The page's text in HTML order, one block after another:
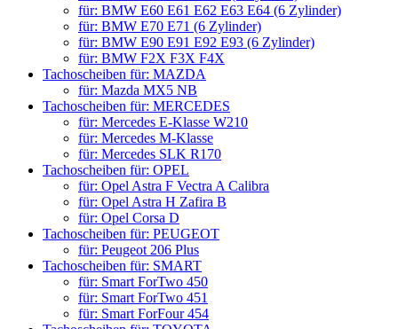
für: BMW E60 E61 E62 E63 E64 (6 Zylinder)
für: BMW E70 E71 (6 Zylinder)
für: BMW E90 E91 E92 E93 (6 Zylinder)
für: BMW F2X F3X F4X
Tachoscheiben für: MAZDA
für: Mazda MX5 NB
Tachoscheiben für: MERCEDES
für: Mercedes E-Klasse W210
für: Mercedes M-Klasse
für: Mercedes SLK R170
Tachoscheiben für: OPEL
für: Opel Astra F Vectra A Calibra
für: Opel Astra H Zafira B
für: Opel Corsa D
Tachoscheiben für: PEUGEOT
für: Peugeot 206 Plus
Tachoscheiben für: SMART
für: Smart ForTwo 450
für: Smart ForTwo 451
für: Smart ForFour 454